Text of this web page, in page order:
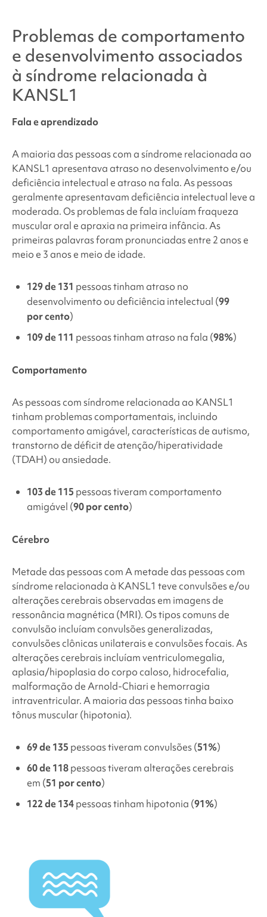
Problemas de comportamento
e desenvolvimento associados
à síndrome relacionada à
KANSL1
Fala e aprendizado
A maioria das pessoas com asíndrome relacionada ao
KANSL1 apresentava atraso no desenvolvimento e/ou
deficiência intelectual e atraso na fala. As pessoas
geralmente apresentavam deficiência intelectual leve a
moderada. Os problemas de fala incluíam fraqueza
muscular oral e apraxia na primeira infância. As
primeiras palavras foram pronunciadas entre 2 anos e
meio e 3 anos e meio de idade.
129 de 131 pessoas tinham atraso no
desenvolvimento ou deficiência intelectual (99
por cento)
109 de 111 pessoas tinham atraso na fala (98%)
Comportamento
As pessoas comsíndrome relacionada ao KANSL1
tinham problemas comportamentais, incluindo
comportamento amigável, características de autismo,
transtorno de déficit de atenção/hiperatividade
(TDAH) ou ansiedade.
103 de 115 pessoas tiveramcomportamento
amigável (90 por cento)
Cérebro
Metade das pessoas comA metade das pessoas com
síndrome relacionada à KANSL1 teve convulsões e/ou
alterações cerebrais observadas em imagens de
ressonância magnética (MRI). Os tipos comuns de
convulsão incluíam convulsões generalizadas,
convulsões clônicas unilaterais e convulsões focais.As
alterações cerebrais incluíam ventriculomegalia,
aplasia/hipoplasia do corpo caloso, hidrocefalia,
malformação de Arnold-Chiari e hemorragia
intraventricular.A maioria das pessoas tinha baixo
tônus muscular (hipotonia).
69 de 135 pessoas tiveram convulsões (51%)
60 de 118pessoas tiveram alterações cerebrais
em (51 por cento)
122 de 134pessoas tinham hipotonia (91%)